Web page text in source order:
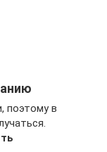
поэтому в